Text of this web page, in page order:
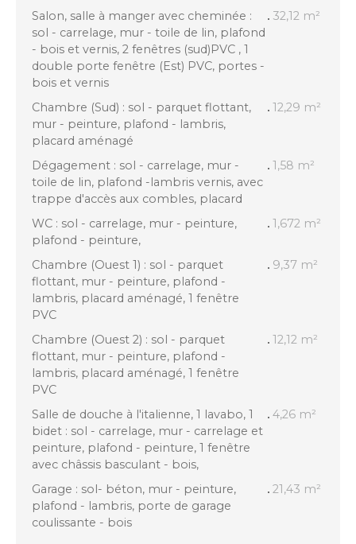
Salon, salle à manger avec cheminée :
sol - carrelage, mur - toile de lin, plafond
- bois et vernis, 2 fenêtres (sud)PVC , 1
double porte fenêtre (Est) PVC, portes -
bois et vernis
32,12 m²
Chambre (Sud) : sol - parquet flottant,
mur - peinture, plafond - lambris,
placard aménagé
12,29 m²
Dégagement : sol - carrelage, mur -
toile de lin, plafond -lambris vernis, avec
trappe d'accès aux combles, placard
1,58 m²
WC : sol - carrelage, mur - peinture,
plafond - peinture,
1,672 m²
Chambre (Ouest 1) : sol - parquet
flottant, mur - peinture, plafond -
lambris, placard aménagé, 1 fenêtre
PVC
9,37 m²
Chambre (Ouest 2) : sol - parquet
flottant, mur - peinture, plafond -
lambris, placard aménagé, 1 fenêtre
PVC
12,12 m²
Salle de douche à l'italienne, 1 lavabo, 1
bidet : sol - carrelage, mur - carrelage et
peinture, plafond - peinture, 1 fenêtre
avec châssis basculant - bois,
4,26 m²
Garage : sol- béton, mur - peinture,
plafond - lambris, porte de garage
coulissante - bois
21,43 m²